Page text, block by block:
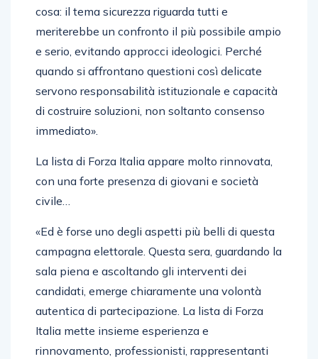
cosa: il tema sicurezza riguarda tutti e
meriterebbe un confronto il più possibile ampio
e serio, evitando approcci ideologici. Perché
quando si affrontano questioni così delicate
servono responsabilità istituzionale e capacità
di costruire soluzioni, non soltanto consenso
immediato».
La lista di Forza Italia appare molto rinnovata,
con una forte presenza di giovani e società
civile…
«Ed è forse uno degli aspetti più belli di questa
campagna elettorale. Questa sera, guardando la
sala piena e ascoltando gli interventi dei
candidati, emerge chiaramente una volontà
autentica di partecipazione. La lista di Forza
Italia mette insieme esperienza e
rinnovamento, professionisti, rappresentanti